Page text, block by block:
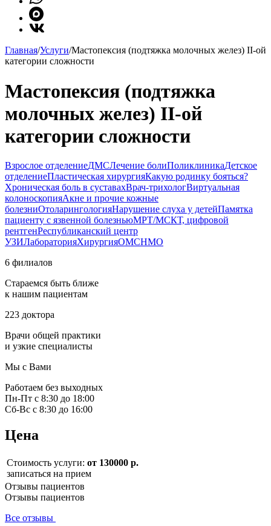
Главная/Услуги/Мастопексия (подтяжка молочных желез) II-ой
категории сложности
Мастопексия (подтяжка
молочных желез) II-ой
категории сложности
Взрослое отделениеДМСЛечение болиПоликлиникаДетское
отделениеПластическая хирургияКакую родинку бояться?
Хроническая боль в суставахВрач-трихологВиртуальная
колоноскопияАкне и прочие кожные
болезниОтоларингологияНарушение слуха у детейПамятка
пациенту с язвенной болезньюМРТ/МСКТ, цифровой
рентгенРеспубликанский центр
УЗИЛабораторияХирургияОМСНМО
6 филиалов
Стараемся быть ближе
к нашим пациентам
223 доктора
Врачи общей практики
и узкие специалисты
Мы с Вами
Работаем без выходных
Пн-Пт с 8:30 до 18:00
Сб-Вс с 8:30 до 16:00
Цена
Стоимость услуги: от 130000 р.
записаться на прием
Отзывы пациентов
Отзывы пациентов
Все отзывы